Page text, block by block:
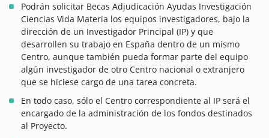
Podrán solicitar Becas Adjudicación Ayudas Investigación
Ciencias Vida Materia los equipos investigadores, bajo la
dirección de un Investigador Principal (IP) y que
desarrollen su trabajo en España dentro de un mismo
Centro, aunque también pueda formar parte del equipo
algún investigador de otro Centro nacional o extranjero
que se hiciese cargo de una tarea concreta.
En todo caso, sólo el Centro correspondiente al IP será el
encargado de la administración de los fondos destinados
al Proyecto.